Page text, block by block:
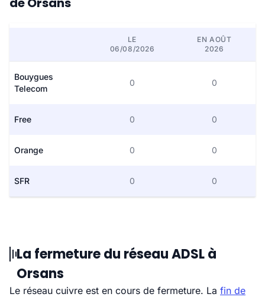
LE
06/08/2026
EN AOÛT
2026
Bouygues
Telecom
0 0
Free 0 0
Orange 0 0
SFR 0 0
La fermeture du réseau ADSL à
Orsans
Le réseau cuivre est en cours de fermeture. La fin de